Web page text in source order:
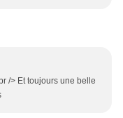
/> Et toujours une belle